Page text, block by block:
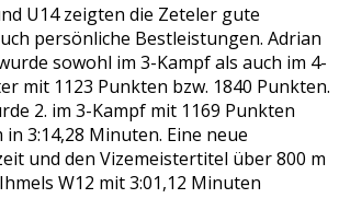
U14 zeigten die Zeteler gute
persönliche Bestleistungen. Adrian
sowohl im 3-Kampf als auch im 4-
mit 1123 Punkten bzw. 1840 Punkten.
2. im 3-Kampf mit 1169 Punkten
in 3:14,28 Minuten. Eine neue
und den Vizemeistertitel über 800 m
W12 mit 3:01,12 Minuten